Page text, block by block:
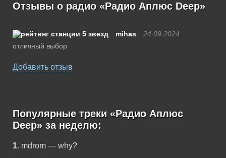
Отзывы о радио «Радио Аплюс Deep»
mihas
24.09.2024
отличный выбор
Добавить отзыв
Популярные треки «Радио Аплюс
Deep» за неделю:
1. mdrom — why?